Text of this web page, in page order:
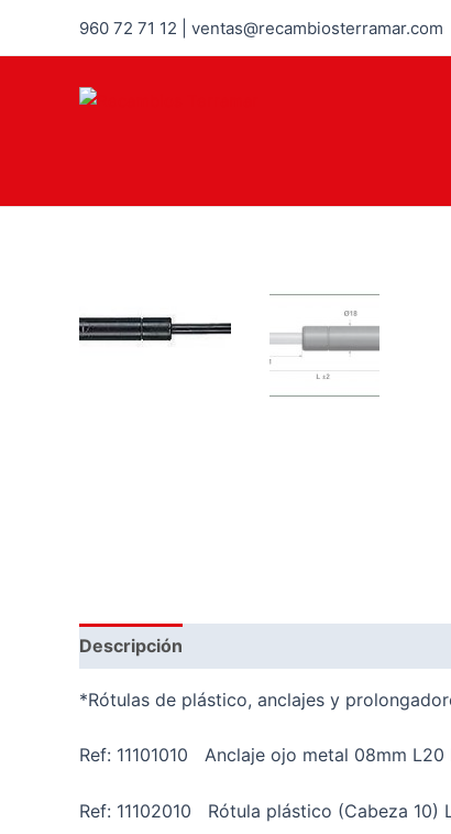
960 72 71 12 | ventas@recambiosterramar.com
Descripción
*Rótulas de plástico, anclajes y
Ref: 11101010 Anclaje ojo metal 08mm L20
Ref: 11102010 Rótula plástico (Cabeza 10)